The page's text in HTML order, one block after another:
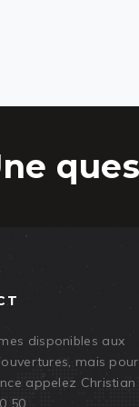
disponibles aux
mais pour
appelez Christian
50